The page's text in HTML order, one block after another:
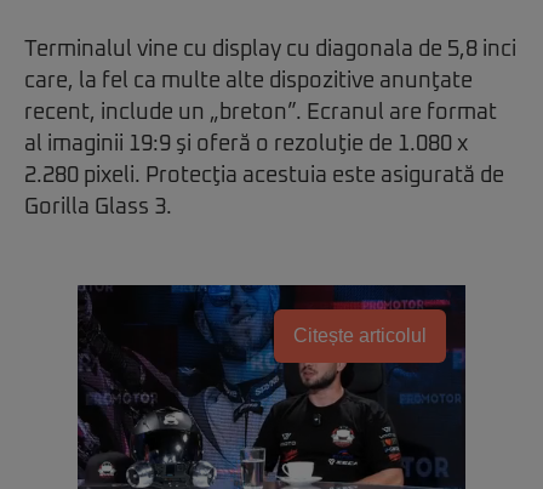
Terminalul vine cu display cu diagonala de 5,8 inci
care, la fel ca multe alte dispozitive anunţate
recent, include un „breton”. Ecranul are format
al imaginii 19:9 şi oferă o rezoluţie de 1.080 x
2.280 pixeli. Protecţia acestuia este asigurată de
Gorilla Glass 3.
Citește articolul